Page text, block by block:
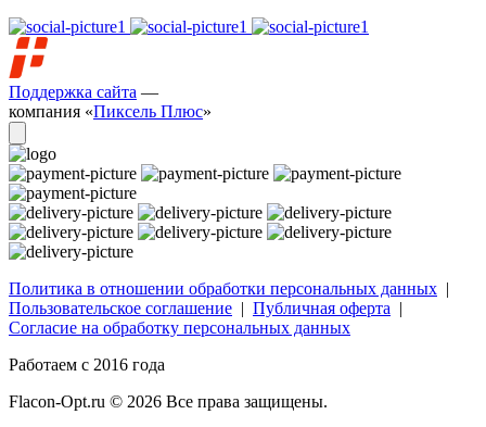
Поддержка сайта —
компания «Пиксель Плюс»
Политика в отношении обработки персональных данных |
Пользовательское соглашение | Публичная оферта |
Согласие на обработку персональных данных
Работаем с 2016 года
Flacon-Opt.ru © 2026 Все права защищены.